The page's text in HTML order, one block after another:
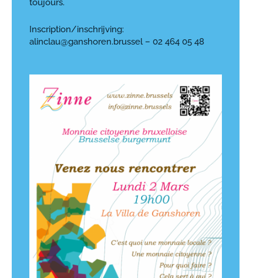
Inscription/inschrijving:
alinclau@ganshoren.brussel – 02 464 05 48